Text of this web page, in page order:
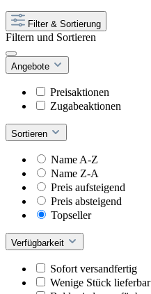
Filter & Sortierung
Filtern und Sortieren
Angebote
Preisaktionen
Zugabeaktionen
Sortieren
Name A-Z
Name Z-A
Preis aufsteigend
Preis absteigend
Topseller
Verfügbarkeit
Sofort versandfertig
Wenige Stück lieferbar